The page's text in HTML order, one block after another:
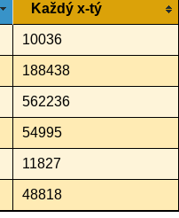
Každý x-tý
10036
188438
562236
54995
11827
48818